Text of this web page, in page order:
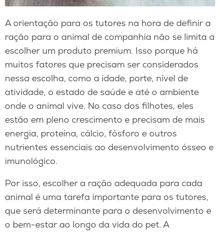
A orientação para os tutores na hora de definir a
ração para o animal de companhia não se limita a
escolher um produto premium. Isso porque há
muitos fatores que precisam ser considerados
nessa escolha, como a idade, porte, nível de
atividade, o estado de saúde e até o ambiente
onde o animal vive. No caso dos filhotes, eles
estão em pleno crescimento e precisam de mais
energia, proteína, cálcio, fósforo e outros
nutrientes essenciais ao desenvolvimento ósseo e
imunológico.
Por isso, escolher a ração adequada para cada
animal é uma tarefa importante para os tutores,
que será determinante para o desenvolvimento e
o bem-estar ao longo da vida do pet. A